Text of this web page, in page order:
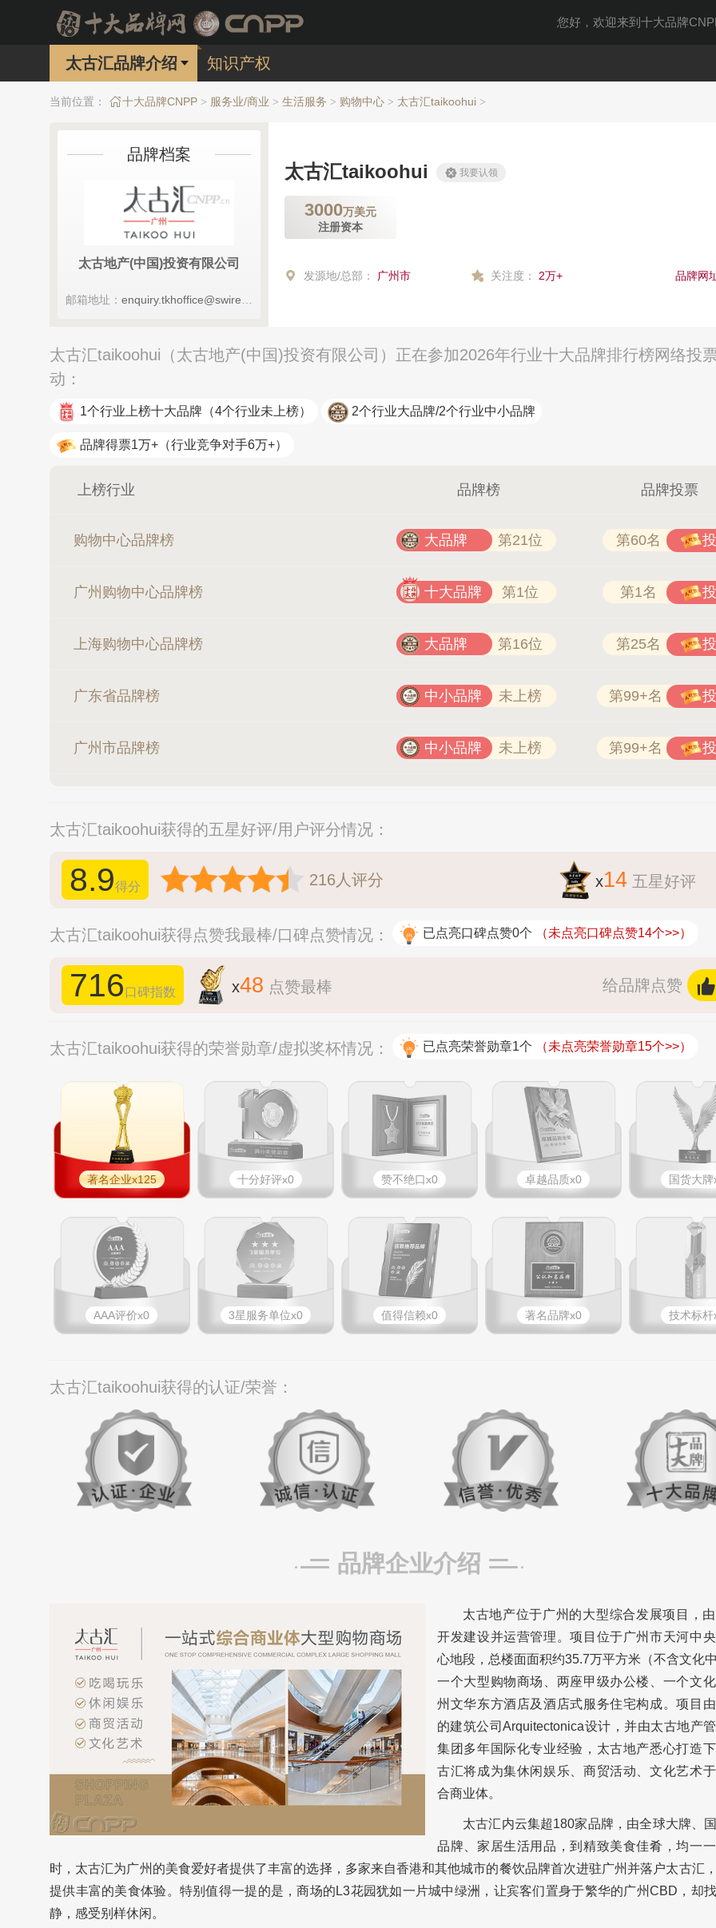
您好，欢迎来到十大品牌
太古汇品牌介绍 知识产权
当前位置： 十大品牌CNPP > 服务业/商业 > 生活服务 > 购物中心 > 太古汇taikoohui >
品牌档案
太古地产(中国)投资有限公司
邮箱地址： enquiry.tkhoffice@swireproperties.com
太古汇taikoohui 我要认领
3000万美元
注册资本
发源地/总部： 广州市 关注度： 2万+ 品牌网
太古汇taikoohui（太古地产(中国)投资有限公司）正在参加2026年行业十大品牌排行榜网络投
动：
1个行业上榜十大品牌 （4个行业未上榜） 2个行业大品牌/2个行业中小品牌
品牌得票1万+ （行业竞争对手6万+）
上榜行业 品牌榜 品牌投票
购物中心品牌榜 大品牌 第21位 第60名
广州购物中心品牌榜 十大品牌 第1位 第1名
上海购物中心品牌榜 大品牌 第16位 第25名
广东省品牌榜 中小品牌 未上榜 第99+名
广州市品牌榜 中小品牌 未上榜 第99+名
太古汇taikoohui获得的五星好评/用户评分情况：
8.9得分 216人评分 x14 五星好评
太古汇taikoohui获得点赞我最棒/口碑点赞情况： 已点亮口碑点赞0个 （未点亮口碑点赞14个>>）
716口碑指数 x48 点赞最棒 给品牌点赞
太古汇taikoohui获得的荣誉勋章/虚拟奖杯情况： 已点亮荣誉勋章1个 （未点亮荣誉勋章15个>>）
著名企业x125 十分好评x0 赞不绝口x0 卓越品质x0 国货大牌
AAA评价x0 3星服务单位x0 值得信赖x0 著名品牌x0 技术标杆
太古汇taikoohui获得的认证/荣誉：
品牌企业介绍
太古地产位于广州的大型综合发展项目，
开发建设并运营管理。项目位于广州市天河中
心地段，总楼面面积约35.7万平方米（不含文化
一个大型购物商场、两座甲级办公楼、一个文
州文华东方酒店及酒店式服务住宅构成。项目
的建筑公司Arquitectonica设计，并由太古地产
集团多年国际化专业经验，太古地产悉心打造
古汇将成为集休闲娱乐、商贸活动、文化艺术
合商业体。
太古汇内云集超180家品牌，由全球大牌、
品牌、家居生活用品，到精致美食佳肴，均一
时，太古汇为广州的美食爱好者提供了丰富的选择，多家来自香港和其他城市的餐饮品牌首次进驻广州并落户太古汇
提供丰富的美食体验。特别值得一提的是，商场的L3花园犹如一片城中绿洲，让宾客们置身于繁华的广州CBD，却
静，感受别样休闲。